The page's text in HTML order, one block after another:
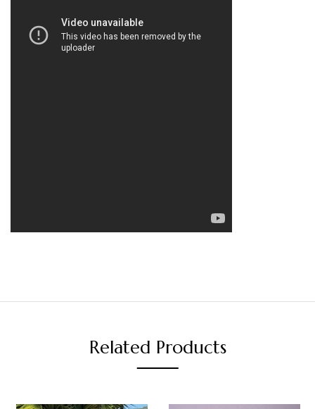
Related Products